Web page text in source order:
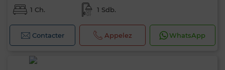
1 Ch. 1 Sdb.
Contacter Appelez WhatsApp